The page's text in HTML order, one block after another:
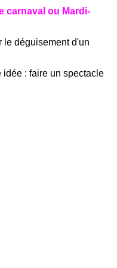
carnaval ou Mardi-
le déguisement d'un
idée : faire un spectacle